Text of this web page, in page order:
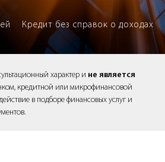
Кредит без справок о доходах
характер и не является
кредитной или микрофинансовой
в подборе финансовых услуг и